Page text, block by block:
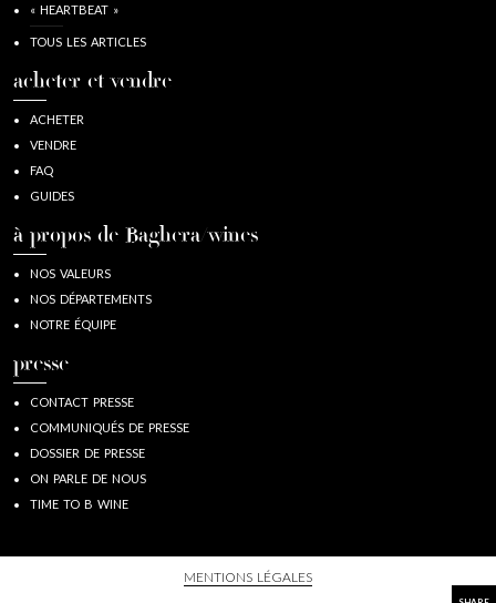
« HEARTBEAT »
TOUS LES ARTICLES
acheter et vendre
ACHETER
VENDRE
FAQ
GUIDES
à propos de Baghera/wines
NOS VALEURS
NOS DÉPARTEMENTS
NOTRE ÉQUIPE
presse
CONTACT PRESSE
COMMUNIQUÉS DE PRESSE
DOSSIER DE PRESSE
ON PARLE DE NOUS
TIME TO B WINE
MENTIONS LÉGALES